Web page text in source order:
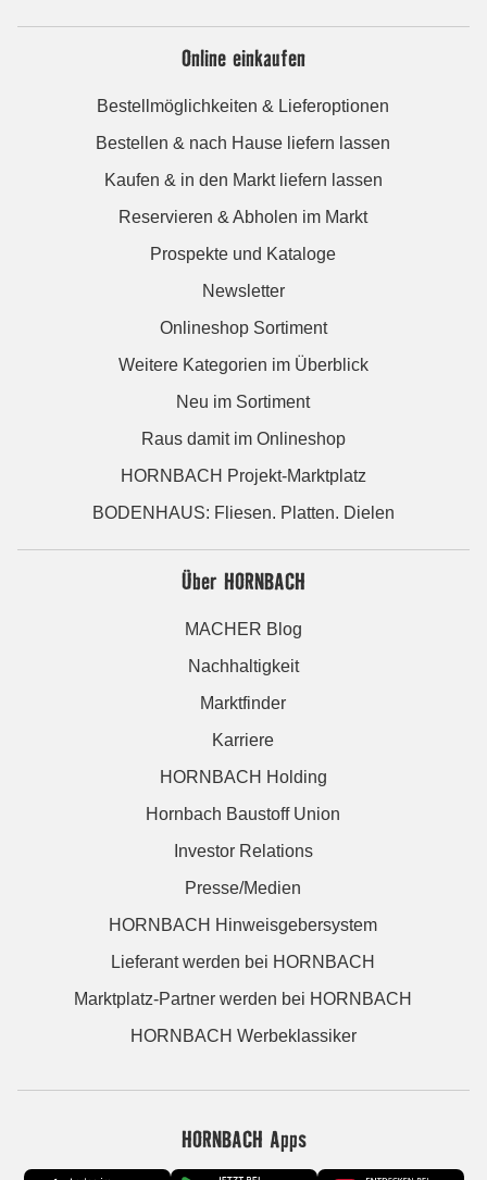
Online einkaufen
Bestellmöglichkeiten & Lieferoptionen
Bestellen & nach Hause liefern lassen
Kaufen & in den Markt liefern lassen
Reservieren & Abholen im Markt
Prospekte und Kataloge
Newsletter
Onlineshop Sortiment
Weitere Kategorien im Überblick
Neu im Sortiment
Raus damit im Onlineshop
HORNBACH Projekt-Marktplatz
BODENHAUS: Fliesen. Platten. Dielen
Über HORNBACH
MACHER Blog
Nachhaltigkeit
Marktfinder
Karriere
HORNBACH Holding
Hornbach Baustoff Union
Investor Relations
Presse/Medien
HORNBACH Hinweisgebersystem
Lieferant werden bei HORNBACH
Marktplatz-Partner werden bei HORNBACH
HORNBACH Werbeklassiker
HORNBACH Apps